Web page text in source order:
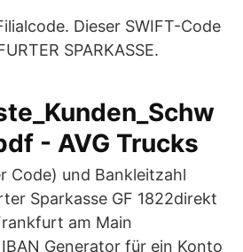
Dieser SWIFT-Code
SPARKASSE.
- AVG Trucks
Code) und Bankleitzahl
Sparkasse GF 1822direkt
am Main
Generator für ein Konto